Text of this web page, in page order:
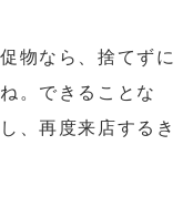
物なら、捨てずに
。できることな
、再度来店するき